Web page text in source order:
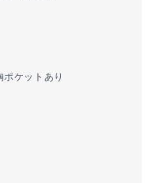
ケットあり